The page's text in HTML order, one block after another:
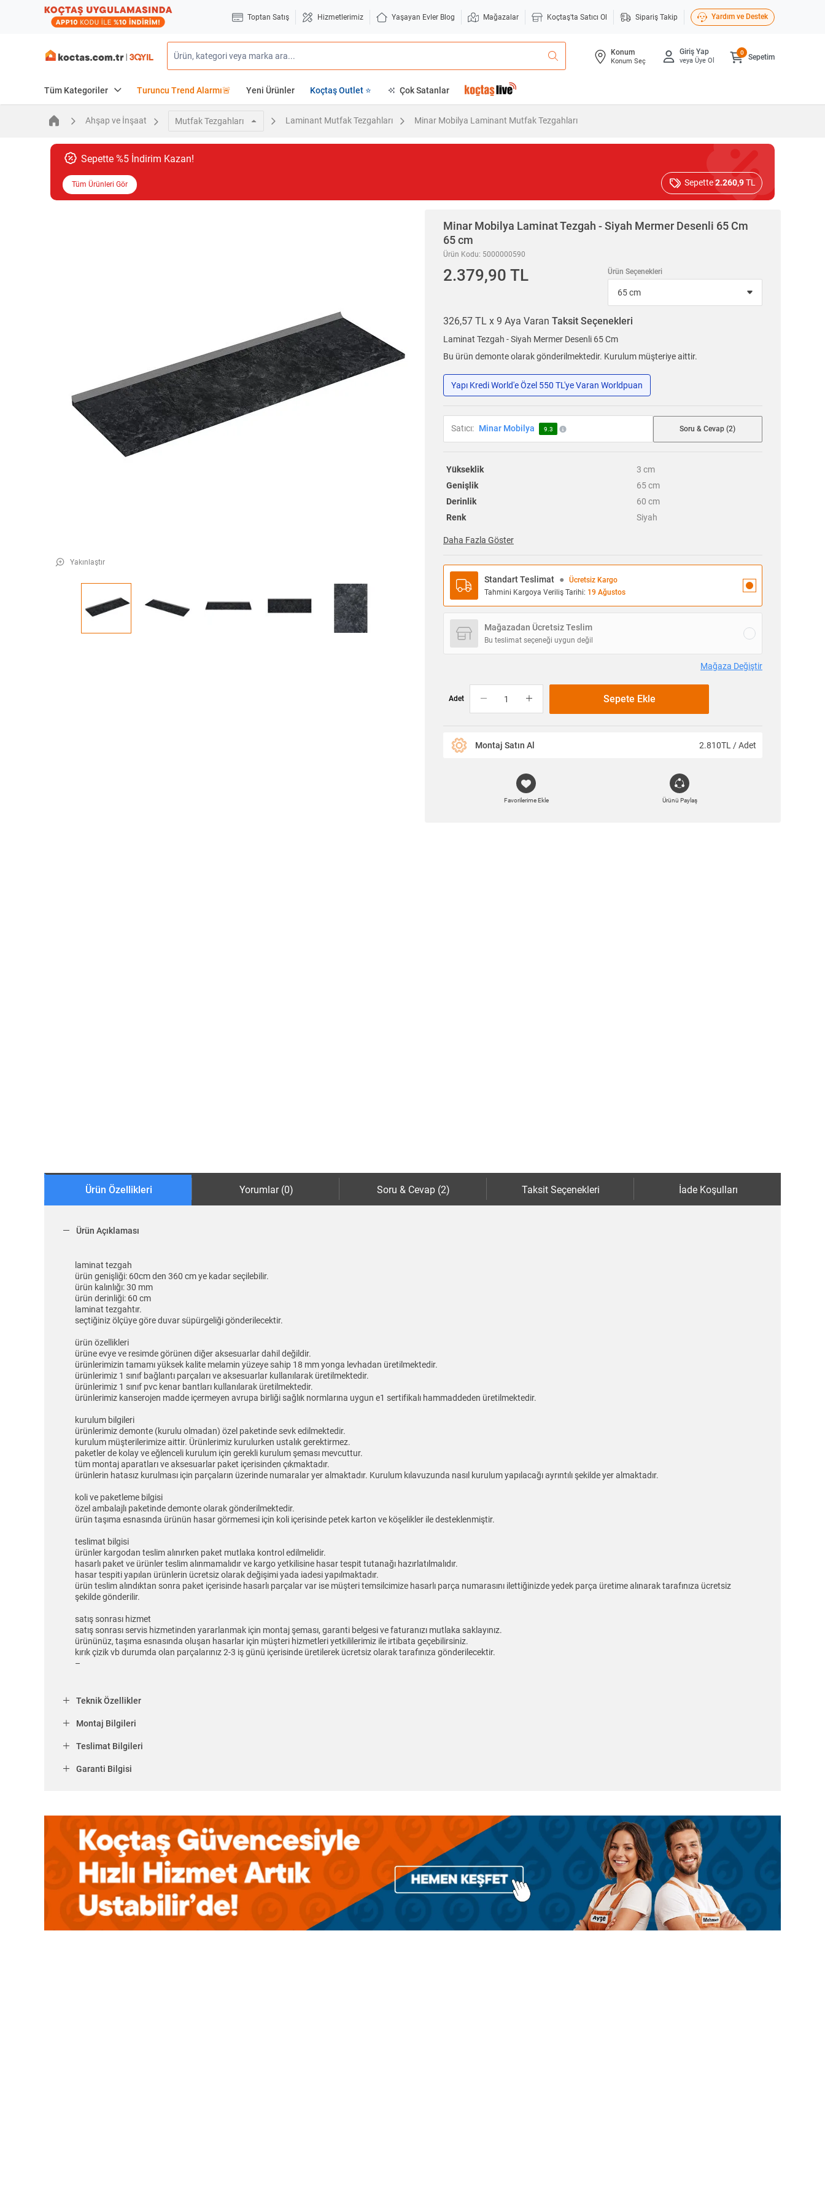
Toptan Satış Hizmetlerimiz Yaşayan Evler Blog Mağazalar Koçtaş'ta Satıcı Ol Sipariş Takip Yardım ve Destek
Konum
Konum Seç
Giriş Yap
veya Üye Ol Sepetim
0
Tüm Kategoriler Turuncu Trend Alarmı🚨 Yeni Ürünler Koçtaş Outlet ⭐ Çok Satanlar
Ahşap ve İnşaat Mutfak Tezgahları Laminant Mutfak Tezgahları Minar Mobilya Laminant Mutfak Tezgahları
Sepette %5 İndirim Kazan!
Tüm Ürünleri Gör Sepette2.260,9TL
Yakınlaştır
Minar Mobilya Laminat Tezgah - Siyah Mermer Desenli 65 Cm
65 cm
Ürün Kodu: 5000000590
2.379,90 TL Ürün Seçenekleri
326,57 TL x 9 Aya Varan Taksit Seçenekleri
Laminat Tezgah - Siyah Mermer Desenli 65 Cm
Bu ürün demonte olarak gönderilmektedir. Kurulum müşteriye aittir.
Yapı Kredi World'e Özel 550 TL'ye Varan Worldpuan
Satıcı: Minar Mobilya 9.3 Soru & Cevap (2)
Yükseklik 3 cm
Genişlik
65 cm
Derinlik
60 cm
Renk
Siyah
Daha Fazla Göster
Standart Teslimat ●
Ücretsiz Kargo
Tahmini Kargoya Veriliş Tarihi: 19 Ağustos
Mağazadan Ücretsiz Teslim
Bu teslimat seçeneği uygun değil
Mağaza Değiştir
Adet Sepete Ekle
Montaj Satın Al 2.810TL / Adet
Favorilerime Ekle Ürünü Paylaş
Ürün Özellikleri Yorumlar (0) Soru & Cevap (2) Taksit Seçenekleri İade Koşulları
Ürün Açıklaması
laminat tezgah
ürün genişliği: 60cm den 360 cm ye kadar seçilebilir.
ürün kalınlığı: 30 mm
ürün derinliği: 60 cm
laminat tezgahtır.
seçtiğiniz ölçüye göre duvar süpürgeliği gönderilecektir.
ürün özellikleri
ürüne evye ve resimde görünen diğer aksesuarlar dahil değildir.
ürünlerimizin tamamı yüksek kalite melamin yüzeye sahip 18 mm yonga levhadan üretilmektedir.
ürünlerimiz 1 sınıf bağlantı parçaları ve aksesuarlar kullanılarak üretilmektedir.
ürünlerimiz 1 sınıf pvc kenar bantları kullanılarak üretilmektedir.
ürünlerimiz kanserojen madde içermeyen avrupa birliği sağlık normlarına uygun e1 sertifikalı hammaddeden üretilmektedir.
kurulum bilgileri
ürünlerimiz demonte (kurulu olmadan) özel paketinde sevk edilmektedir.
kurulum müşterilerimize aittir. Ürünlerimiz kurulurken ustalık gerektirmez.
paketler de kolay ve eğlenceli kurulum için gerekli kurulum şeması mevcuttur.
tüm montaj aparatları ve aksesuarlar paket içerisinden çıkmaktadır.
ürünlerin hatasız kurulması için parçaların üzerinde numaralar yer almaktadır. Kurulum kılavuzunda nasıl kurulum yapılacağı ayrıntılı şekilde yer almaktadır.
koli ve paketleme bilgisi
özel ambalajlı paketinde demonte olarak gönderilmektedir.
ürün taşıma esnasında ürünün hasar görmemesi için koli içerisinde petek karton ve köşelikler ile desteklenmiştir.
teslimat bilgisi
ürünler kargodan teslim alınırken paket mutlaka kontrol edilmelidir.
hasarlı paket ve ürünler teslim alınmamalıdır ve kargo yetkilisine hasar tespit tutanağı hazırlatılmalıdır.
hasar tespiti yapılan ürünlerin ücretsiz olarak değişimi yada iadesi yapılmaktadır.
ürün teslim alındıktan sonra paket içerisinde hasarlı parçalar var ise müşteri temsilcimize hasarlı parça numarasını ilettiğinizde yedek parça üretime alınarak tarafınıza ücretsiz
şekilde gönderilir.
satış sonrası hizmet
satış sonrası servis hizmetinden yararlanmak için montaj şeması, garanti belgesi ve faturanızı mutlaka saklayınız.
ürününüz, taşıma esnasında oluşan hasarlar için müşteri hizmetleri yetkililerimiz ile irtibata geçebilirsiniz.
kırık çizik vb durumda olan parçalarınız 2-3 iş günü içerisinde üretilerek ücretsiz olarak tarafınıza gönderilecektir.
–
Teknik Özellikler
Montaj Bilgileri
Teslimat Bilgileri
Garanti Bilgisi